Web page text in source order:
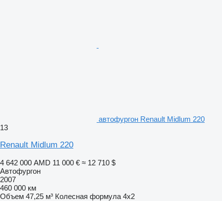
автофургон Renault Midlum 220
13
Renault Midlum 220
4 642 000 AMD 11 000 € ≈ 12 710 $
Автофургон
2007
460 000 км
Объем 47,25 м³ Колесная формула 4x2